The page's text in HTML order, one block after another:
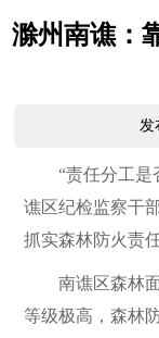
滁州南谯：
发
“责任分工是
谯区纪检监察干
抓实森林防火责
南谯区森林
等级极高，森林